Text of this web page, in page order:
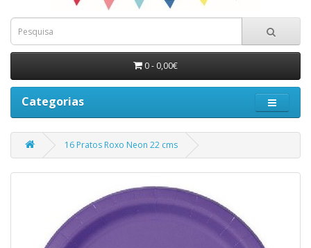
0 - 0,00€
Categorias
16 Pratos Roxo Neon 22 cms